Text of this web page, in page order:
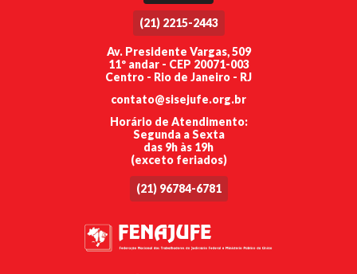
(21) 2215-2443
Av. Presidente Vargas, 509
11º andar - CEP 20071-003
Centro - Rio de Janeiro - RJ
contato@sisejufe.org.br
Horário de Atendimento:
Segunda a Sexta
das 9h às 19h
(exceto feriados)
(21) 96784-6781